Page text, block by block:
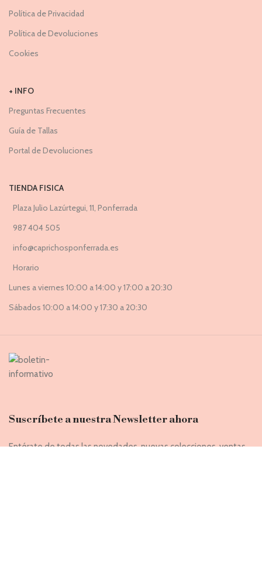
Política de Privacidad
Política de Devoluciones
Cookies
+ INFO
Preguntas Frecuentes
Guía de Tallas
Portal de Devoluciones
TIENDA FISICA
Plaza Julio Lazúrtegui, 11, Ponferrada
987 404 505
info@caprichosponferrada.es
Horario
Lunes a viernes 10:00 a 14:00 y 17:00 a 20:30
Sábados 10:00 a 14:00 y 17:30 a 20:30
Suscríbete a nuestra Newsletter ahora
Entérate de todas las novedades, nuevas colecciones, ventas